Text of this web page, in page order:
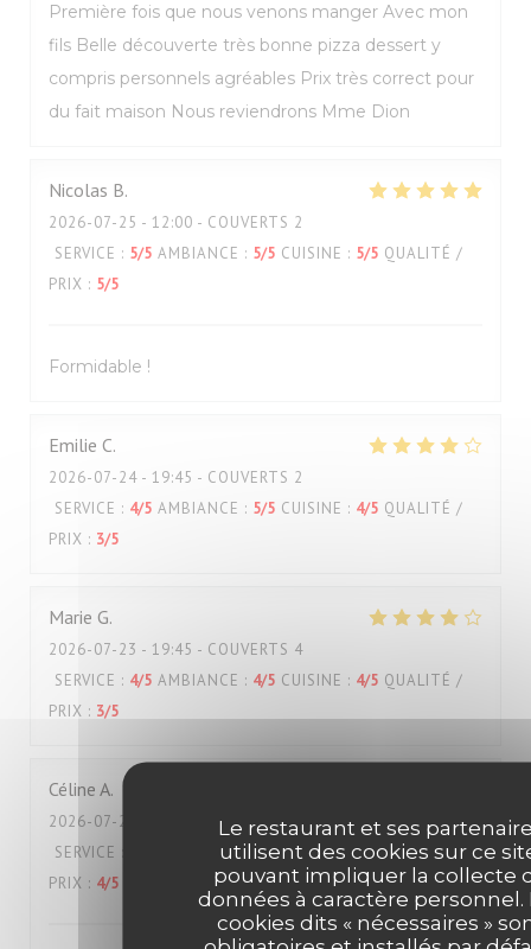
Le restaurant et ses
utilisent des cookies sur ce
pouvant impliquer la collecte
données à caractère personnel.
cookies dits « nécessaires »
Première fois que nous venons manger Avec mon
fils Belle découverte très bonne pizza dessert y
compris personnels agréables Prix très correct pour
du fait maison Nous reviendrons Mme Dion
Nicolas B
2026-07-25 - 12:00 - COUVERTS 2
SERVICE : 5/5 AMBIANCE : 5/5 CUISINE : 5/5 QUALITÉ /
PRIX : 5/5
Formidable !
Emilie C
2026-07-24 - 19:45 - COUVERTS 2
SERVICE : 4/5 AMBIANCE : 5/5 CUISINE : 4/5 QUALITÉ /
PRIX : 3/5
Marie G
2026-07-23 - 19:45 - COUVERTS 4
SERVICE : 4/5 AMBIANCE : 4/5 CUISINE : 4/5 QUALITÉ /
PRIX : 3/5
Céline A
2026-07-22
- 12:30 - COUVERTS 2
SERVICE
AMBIANCE: 5/5 CUISINE: 5/5 QUALITÉ /
PRIX : 4/5